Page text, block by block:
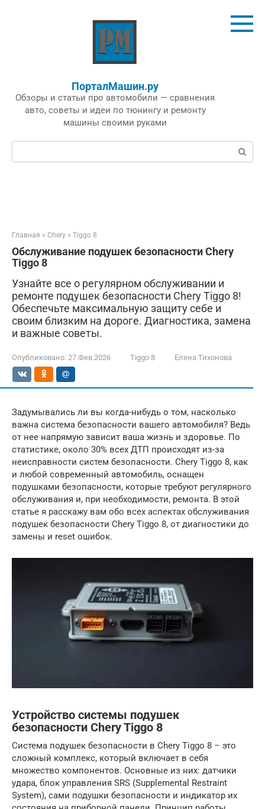
ПорталМашин.ру
Обзоры и статьи про автомобили — сравнения
авто, советы и идеи по тюнингу и ремонту
машины своими руками
Поиск:
Главная » Chery » Tiggo 8
Обслуживание подушек безопасности Chery
Tiggo 8
Узнайте все о регулярном обслуживании и
ремонте подушек безопасности Chery Tiggo 8!
Обеспечьте максимальную защиту себе и
своим близким на дороге. Диагностика, замена
и важные советы.
Опубликовано: 27.Фев.2026 Tiggo 8 Елена Тихонова
Задумывались ли вы когда-нибудь о том, насколько
важна система безопасности вашего автомобиля? Ведь
от нее напрямую зависит ваша жизнь и здоровье. По
статистике, около 30% всех ДТП происходят из-за
неисправности систем безопасности. Chery Tiggo 8, как
и любой современный автомобиль, оснащен
подушками безопасности, которые требуют регулярного
обслуживания и, при необходимости, ремонта. В этой
статье я расскажу вам обо всех аспектах обслуживания
подушек безопасности Chery Tiggo 8, от диагностики до
замены и reset ошибок.
Устройство системы подушек
безопасности Chery Tiggo 8
Система подушек безопасности в Chery Tiggo 8 – это
сложный комплекс, который включает в себя
множество компонентов. Основные из них: датчики
удара, блок управления SRS (Supplemental Restraint
System), сами подушки безопасности и индикатор их